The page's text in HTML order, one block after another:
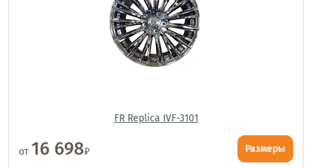
FR Replica IVF-3101
от16 698₽ Размеры